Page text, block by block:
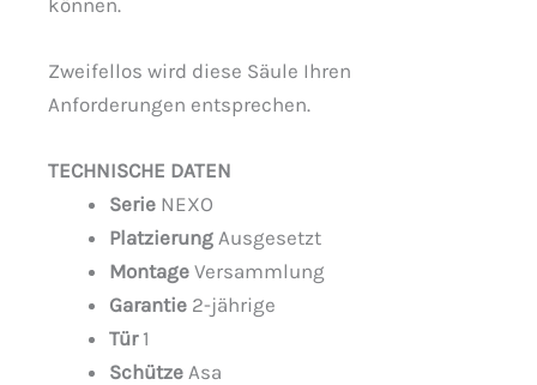
Zweifellos wird diese Säule Ihren
Anforderungen entsprechen.
TECHNISCHE DATEN
Serie NEXO
Platzierung Ausgesetzt
Montage Versammlung
Garantie 2-jährige
Tür 1
Schütze Asa